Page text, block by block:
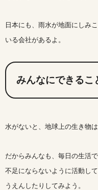
日本にも、雨水が地面にしみ
いる会社があるよ。
みんなにできるこ
水がないと、地球上の生き物
だからみんなも、毎日の生活
不足にならないように活動し
うえんしたりしてみよう。